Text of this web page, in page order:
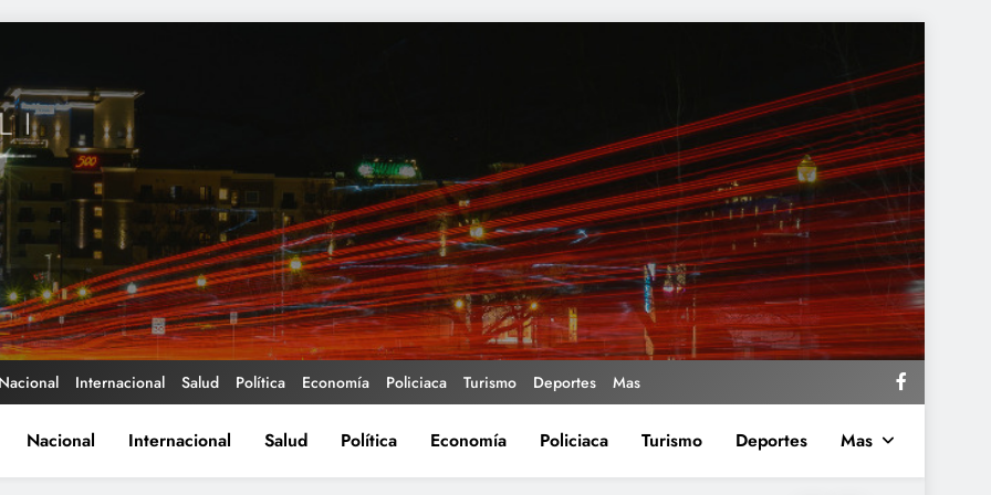
Nacional Internacional Salud Política Economía Policiaca Turismo Deportes Mas
Nacional Internacional Salud Política Economía Policiaca Turismo Deportes Mas